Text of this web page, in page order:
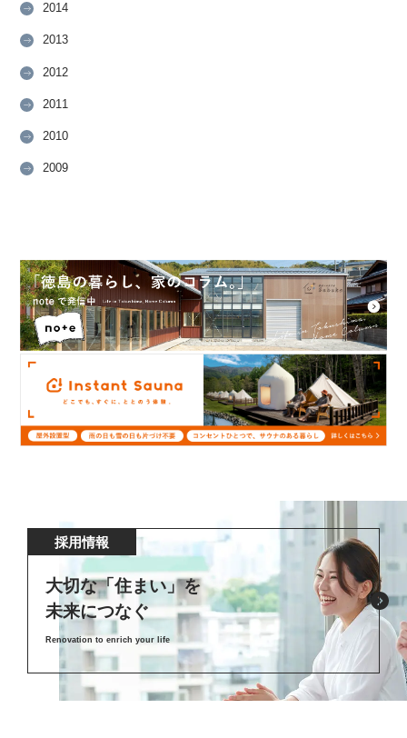
2014
2013
2012
2011
2010
2009
採用情報
大切な「住まい」を
未来につなぐ
Renovation to enrich your life